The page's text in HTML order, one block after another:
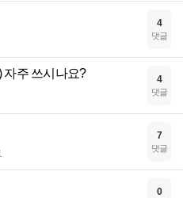
4
댓글
자주 쓰시나요? 4
댓글
7
댓글
0